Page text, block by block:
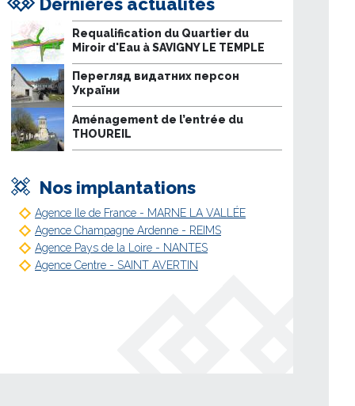
Requalification du Quartier du
Miroir d'Eau à SAVIGNY LE TEMPLE
Перегляд видатних персон
України
Aménagement de l’entrée du
THOUREIL
Nos implantations
Agence Ile de France - MARNE LA VALLÉE
Agence Champagne Ardenne - REIMS
Agence Pays de la Loire - NANTES
Agence Centre - SAINT AVERTIN